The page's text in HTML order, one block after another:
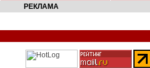
РЕКЛАМА